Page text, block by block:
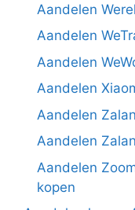
Aandelen
Aandelen
Aandelen
Aandelen
Aandelen
Aandelen
Aandelen
kopen